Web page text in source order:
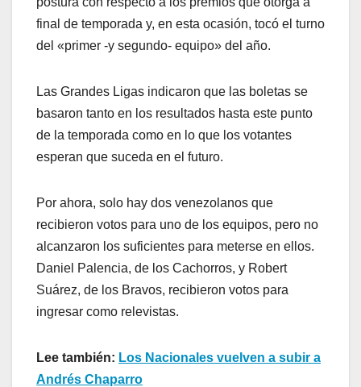
final de temporada y, en esta ocasión, tocó el turno
del «primer -y segundo- equipo» del año.
Las Grandes Ligas indicaron que las boletas se
basaron tanto en los resultados hasta este punto
de la temporada como en lo que los votantes
esperan que suceda en el futuro.
Por ahora, solo hay dos venezolanos que
recibieron votos para uno de los equipos, pero no
alcanzaron los suficientes para meterse en ellos.
Daniel Palencia, de los Cachorros, y Robert
Suárez, de los Bravos, recibieron votos para
ingresar como relevistas.
Lee también: Los Nacionales vuelven a subir a
Andrés Chaparro